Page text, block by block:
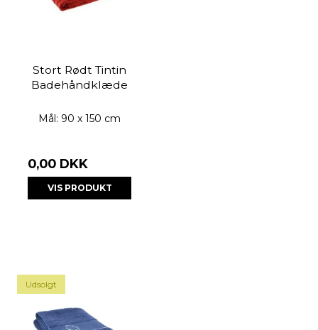
Stort Rødt Tintin
Badehåndklæde
Mål: 90 x 150 cm
0,00 DKK
VIS PRODUKT
Udsolgt